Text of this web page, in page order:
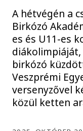
A hétvégén a
Birkózó
es és U11-es
birkózó
Veszprémi
versenyzővel
közül ketten